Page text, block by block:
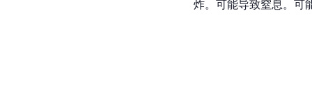
炸。可能导致窒息。可